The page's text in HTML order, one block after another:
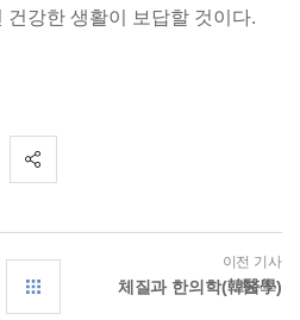
강한 생활이 보답할 것이다.
이전 기사
체질과 한의학(韓醫學)